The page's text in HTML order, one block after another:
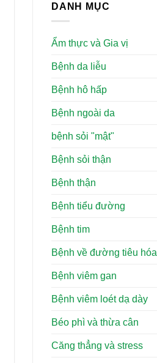
DANH MỤC
Ẩm thực và Gia vị
Bệnh da liễu
Bệnh hô hấp
Bệnh ngoài da
bệnh sỏi "mật"
Bệnh sỏi thận
Bệnh thận
Bệnh tiểu đường
Bệnh tim
Bệnh về đường tiêu hóa
Bệnh viêm gan
Bệnh viêm loét dạ dày
Béo phì và thừa cân
Căng thẳng và stress